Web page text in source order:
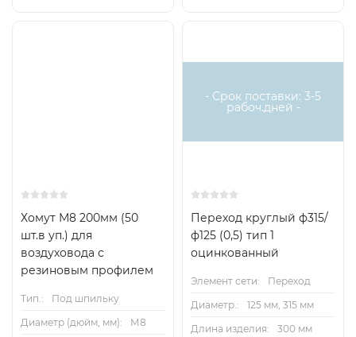
Хомут М8 200мм (50
шт.в уп.) для
воздуховода с
резиновым профилем
Тип.:
Под шпильку
Диаметр (дюйм, мм):
М8
- Срок поставки: 3-5
рабоч.дней -
Переход круглый ф315/
ф125 (0,5) тип 1
оцинкованный
Элемент сети:
Переход
Диаметр.:
125 мм, 315 мм
Длина изделия:
300 мм